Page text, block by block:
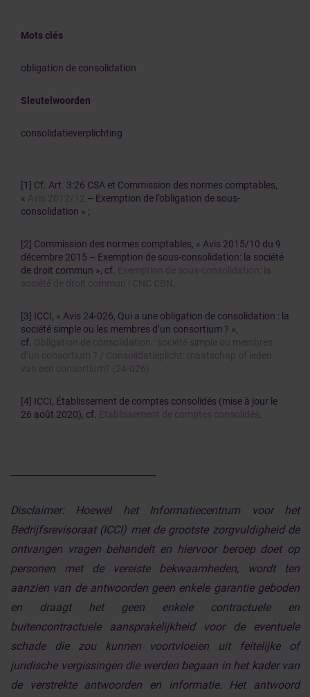
Mots clés
obligation de consolidation
Sleutelwoorden
consolidatieverplichting
[1] Cf. Art. 3:26 CSA et Commission des normes comptables,
« Avis 2012/12
– Exemption de l’obligation de sous-
consolidation » ;
[2] Commission des normes comptables, « Avis 2015/10 du 9
décembre 2015 – Exemption de sous-consolidation: la société
de droit commun », cf. Exemption de sous-consolidation: la
société de droit commun | CNC CBN
[3] ICCI, « Avis 24-026, Qui a une obligation de consolidation : la
société simple ou les membres d’un consortium ? »,
cf. Obligation de consolidation : société simple ou membres
d’un consortium ? / Consolidatieplicht: maatschap of leden
van een consortium? (24-026)
[4] ICCI, Établissement de comptes consolidés (mise à jour le
26 août 2020), cf. Etablissement de comptes consolidés
Disclaimer: Hoewel het Informatiecentrum voor het
Bedrijfsrevisoraat (ICCI) met de grootste zorgvuldigheid de
ontvangen vragen behandelt en hiervoor beroep doet op
personen met de vereiste bekwaamheden, wordt ten
aanzien van de antwoorden geen enkele garantie geboden
en draagt het geen enkele contractuele en
buitencontractuele aansprakelijkheid voor de eventuele
schade die zou kunnen voortvloeien uit feitelijke of
juridische vergissingen die werden begaan in het kader van
de verstrekte antwoorden en informatie. Het antwoord